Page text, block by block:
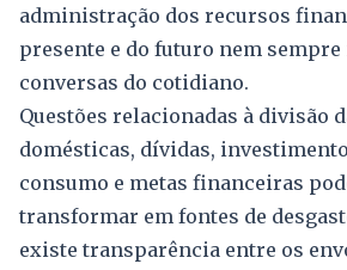
administração dos recursos
presente e do futuro nem sempre
conversas do cotidiano.
Questões relacionadas à divisão
domésticas, dívidas,
consumo e metas financeiras
transformar em fontes de
existe transparência entre os